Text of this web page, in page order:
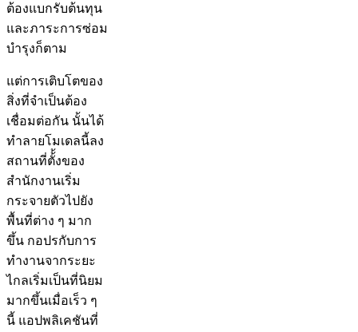
ต้องแบกรับต้นทุน
และภาระการซ่อม
บำรุงก็ตาม
แต่การเติบโตของ
สิ่งที่จำเป็นต้อง
เชื่อมต่อกัน นั้นได้
ทำลายโมเดลนี้ลง
สถานที่ตั้้งของ
สำนักงานเริ่ม
กระจายตัวไปยัง
พื้นที่ต่าง ๆ มาก
ขึ้น กอปรกับการ
ทำงานจากระยะ
ไกลเริ่มเป็นที่นิยม
มากขึ้นเมื่อเร็ว ๆ
นี้ แอปพลิเคชันที่